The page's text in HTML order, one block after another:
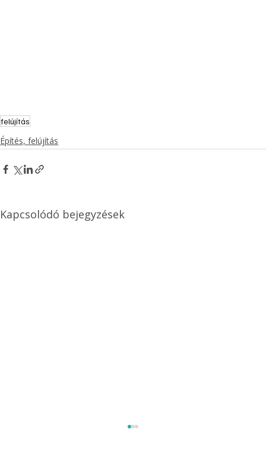
felújítás
Építés, felújítás
Kapcsolódó bejegyzések